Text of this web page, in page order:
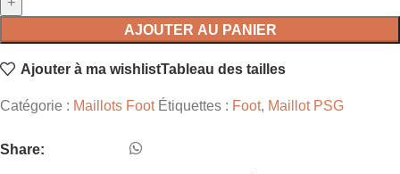
AJOUTER AU PANIER
Ajouter à ma wishlistTableau des tailles
Catégorie : Maillots Foot Étiquettes : Foot, Maillot PSG
Share: